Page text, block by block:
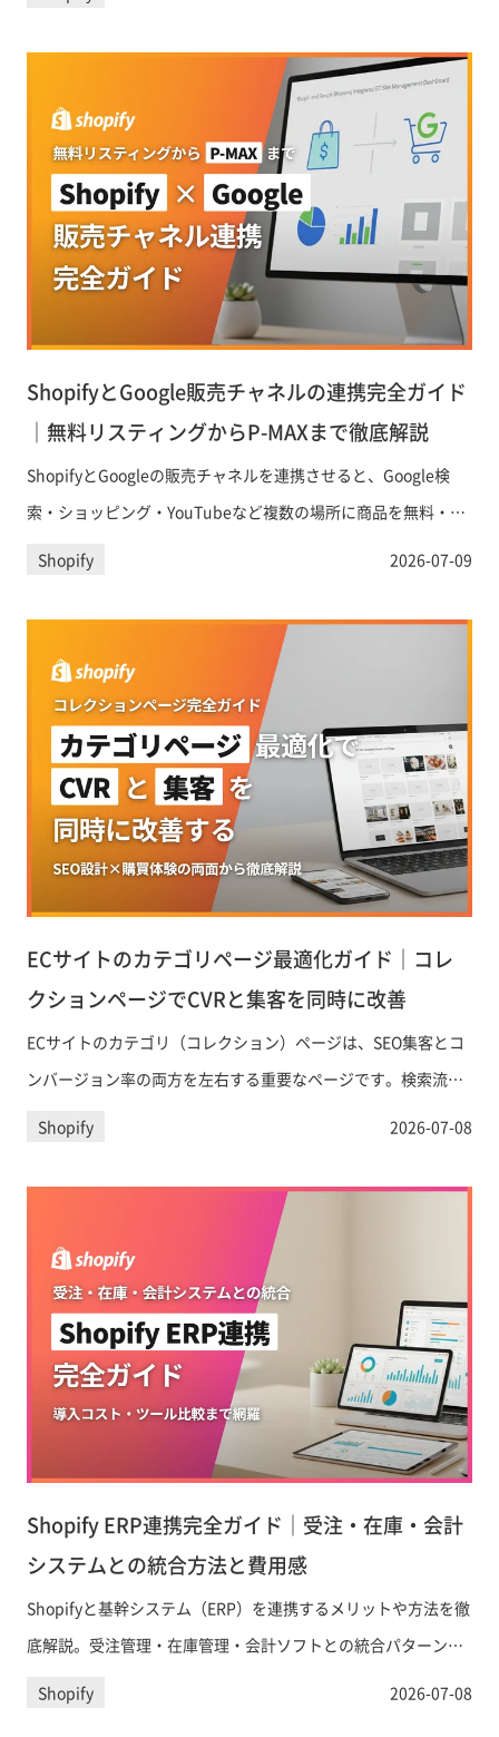
ShopifyとGoogle販売チャネルの連携完全ガイド
｜無料リスティングからP-MAXまで徹底解説
ShopifyとGoogleの販売チャネルを連携させると、Google検
索・ショッピング・YouTubeなど複数の場所に商品を無料・有
料で露出できます。「Google & YouTubeチャネル」アプリの設
Performance Maxの活用法まで実践的に解説します。
Shopify 2026-07-09
ECサイトのカテゴリページ最適化ガイド｜コレ
クションページでCVRと集客を同時に改善
ECサイトのカテゴリ（コレクション）ページは、SEO集客とコ
ンバージョン率の両方を左右する重要なページです。検索流入
を増やしながら購買意欲を高めるカテゴリページの設計・最適
説します。
Shopify 2026-07-08
Shopify ERP連携完全ガイド｜受注・在庫・会計
システムとの統合方法と費用感
Shopifyと基幹システム（ERP）を連携するメリットや方法を徹
底解説。受注管理・在庫管理・会計ソフトとの統合パターン、
日本向けの主要ツール比較、導入コストの目安まで、EC事業の
Shopify 2026-07-08